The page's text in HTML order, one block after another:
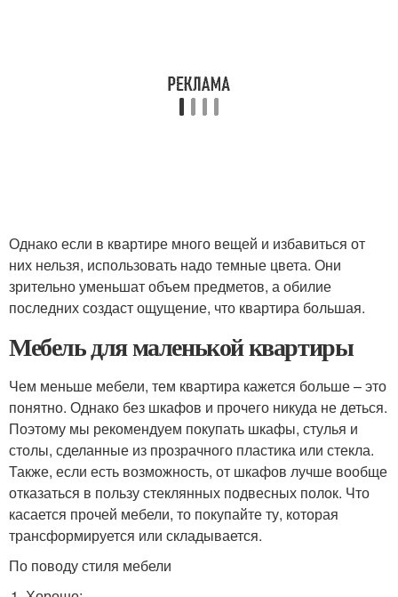
Однако если в квартире много вещей и избавиться от
них нельзя, использовать надо темные цвета. Они
зрительно уменьшат объем предметов, а обилие
последних создаст ощущение, что квартира большая.
Мебель для маленькой квартиры
Чем меньше мебели, тем квартира кажется больше – это
понятно. Однако без шкафов и прочего никуда не деться.
Поэтому мы рекомендуем покупать шкафы, стулья и
столы, сделанные из прозрачного пластика или стекла.
Также, если есть возможность, от шкафов лучше вообще
отказаться в пользу стеклянных подвесных полок. Что
касается прочей мебели, то покупайте ту, которая
трансформируется или складывается.
По поводу стиля мебели